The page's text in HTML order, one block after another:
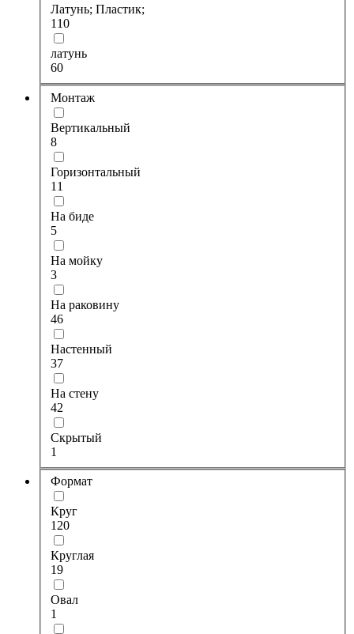
Латунь; Пластик;
110
латунь
60
Монтаж
Вертикальный
8
Горизонтальный
11
На биде
5
На мойку
3
На раковину
46
Настенный
37
На стену
42
Скрытый
1
Формат
Круг
120
Круглая
19
Овал
1